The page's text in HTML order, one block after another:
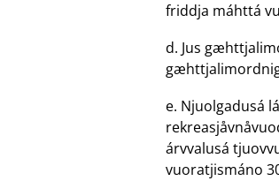
friddja máhttá
d. Jus
e. Njuolgadusá
árvvalusá
vuoratjismáno